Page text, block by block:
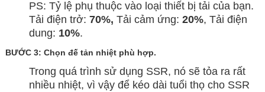
PS: Tỷ lệ phụ thuộc vào loại thiết bị tải của bạn.
Tải điện trở: 70%, Tải cảm ứng: 20%, Tải điện
dung: 10%.
BƯỚC 3: Chọn đế tản nhiệt phù hợp.
Trong quá trình sử dụng SSR, nó sẽ tỏa ra rất
nhiều nhiệt, vì vậy để kéo dài tuổi thọ cho SSR